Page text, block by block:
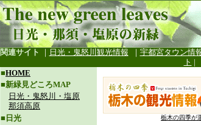
関連サイト ｜ 日光・鬼怒川観光情報 ｜ 宇都宮タウン情
ト |
■HOME
■新緑見どころMAP
日光・鬼怒川・塩原
那須高原
■日光
栃木の四季が